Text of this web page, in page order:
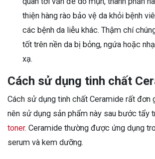
thiện hàng rào bảo vệ da khỏi bệnh
các bệnh da liễu khác. Thậm chí
tốt trên nền da bị bỏng, ngứa hoặc
xạ.
Cách sử dụng tinh chất
Cách sử dụng tinh chất Ceramide rất đơn
nên sử dụng sản phẩm này sau bước tẩy
toner. Ceramide thường được ứng dụng
serum và kem dưỡng.